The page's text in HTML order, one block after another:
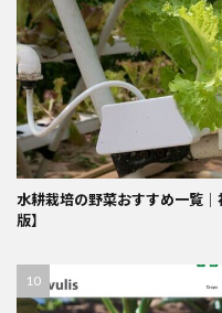
水耕栽培の野菜おすすめ一覧
版】